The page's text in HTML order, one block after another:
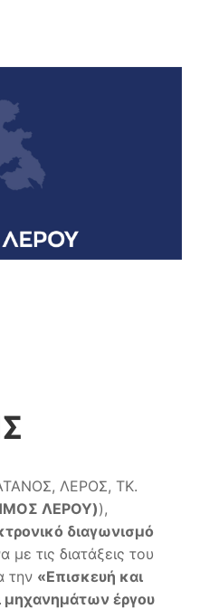
ΛΕΡΟΣ, ΤΚ.
ΛΕΡΟΥ)),
διαγωνισμό
με τις διατάξεις του
την «Επισκευή και
μηχανημάτων έργου